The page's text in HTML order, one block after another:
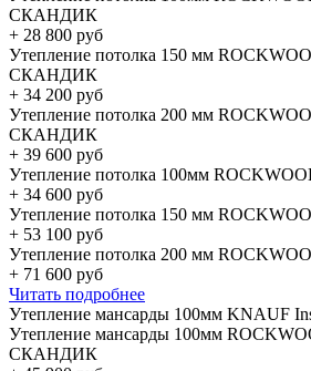
СКАНДИК
+ 28 800 руб
Утепление потолка 150 мм
СКАНДИК
+ 34 200 руб
Утепление потолка 200 мм
СКАНДИК
+ 39 600 руб
Утепление потолка 100мм
+ 34 600 руб
Утепление потолка 150 мм
+ 53 100 руб
Утепление потолка 200 мм
+ 71 600 руб
Читать подробнее
Утепление мансарды 100мм KNAUF
Утепление мансарды 100мм
СКАНДИК